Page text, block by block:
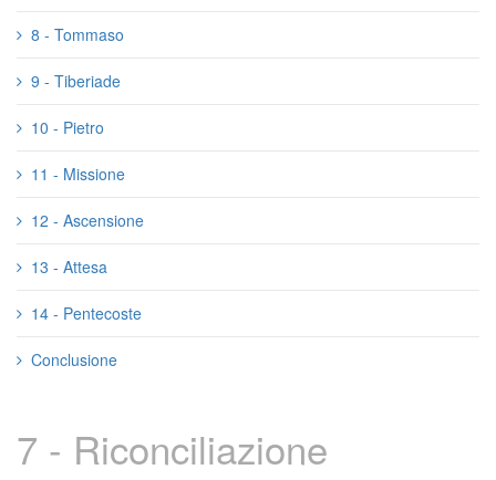
8 - Tommaso
9 - Tiberiade
10 - Pietro
11 - Missione
12 - Ascensione
13 - Attesa
14 - Pentecoste
Conclusione
7 - Riconciliazione